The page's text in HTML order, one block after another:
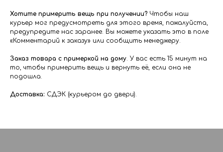
Хотите примерить вещь при получении? Чтобы наш
курьер мог предусмотреть для этого время, пожалуйста,
предупредите нас заранее. Вы можете указать это в поле
«Комментарий к заказу» или сообщить менеджеру.
Заказ товара с примеркой на дому. У вас есть 15 минут на
то, чтобы примерить вещь и вернуть её, если она не
подошла.
Доставка: СДЭК (курьером до двери).